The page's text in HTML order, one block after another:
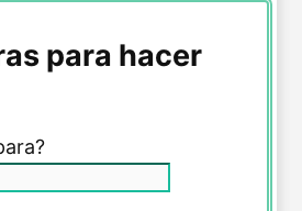
para hacer